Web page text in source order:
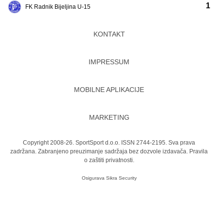
FK Radnik Bijeljina U-15 1
KONTAKT
IMPRESSUM
MOBILNE APLIKACIJE
MARKETING
Copyright 2008-26. SportSport d.o.o. ISSN 2744-2195. Sva prava
zadržana. Zabranjeno preuzimanje sadržaja bez dozvole izdavača. Pravila
o zaštiti privatnosti.
Osigurava Sikra Security